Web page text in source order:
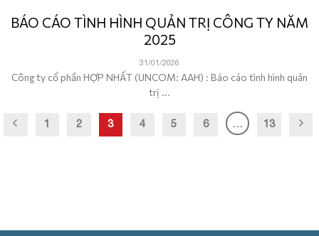
BÁO CÁO TÌNH HÌNH QUẢN TRỊ CÔNG TY NĂM
2025
31/01/2026
Công ty cổ phần HỢP NHẤT (UNCOM: AAH) : Báo cáo tình hình quản
trị ...
1 2 3 4 5 6 … 13